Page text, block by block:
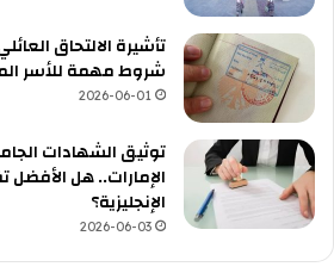
شروط مهمة للأسر
2026-06-01
توثيق الشهادات
الإمارات.. هل الأفضل
الإنجليزية؟
2026-06-03